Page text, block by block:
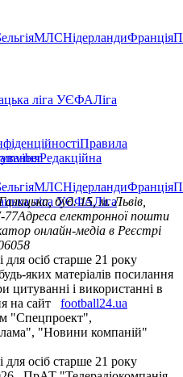
МЛСНідерландиФранція
ліга УЄФАЛіга
Правила
Редакційна
viber
МЛСНідерландиФранція
ліга УЄФАЛіга
буд. 15, м. Львів,
77Адреса електронної пошти
онлайн-медіа в Реєстрі
для осіб старше 21 року
яких матеріалів посилання
і використанні в
на сайт
football24.ua
"Спецпроект",
"Новини компаній"
для осіб старше 21 року